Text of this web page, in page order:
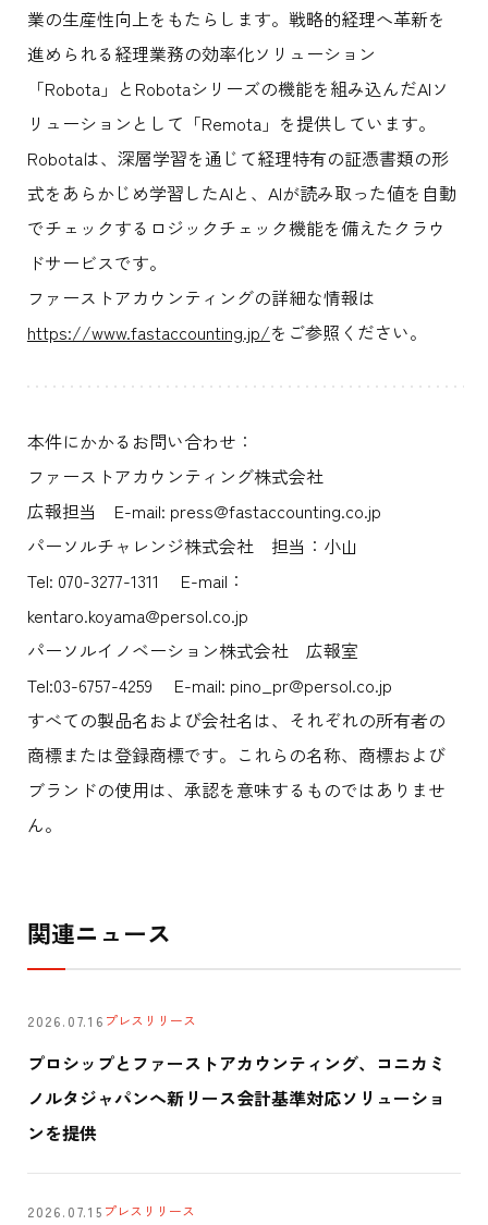
業の生産性向上をもたらします。戦略的経理へ革新を
進められる経理業務の効率化ソリューション
「Robota」とRobotaシリーズの機能を組み込んだAIソ
リューションとして「Remota」を提供しています。
Robotaは、深層学習を通じて経理特有の証憑書類の形
式をあらかじめ学習したAIと、AIが読み取った値を自動
でチェックするロジックチェック機能を備えたクラウ
ドサービスです。
ファーストアカウンティングの詳細な情報は
https://www.fastaccounting.jp/をご参照ください。
本件にかかるお問い合わせ：
ファーストアカウンティング株式会社
広報担当 E-mail: press@fastaccounting.co.jp
パーソルチャレンジ株式会社 担当：小山
Tel: 070-3277-1311 E-mail：
kentaro.koyama@persol.co.jp
パーソルイノベーション株式会社 広報室
Tel:03-6757-4259 E-mail: pino_pr@persol.co.jp
すべての製品名および会社名は、それぞれの所有者の
商標または登録商標です。これらの名称、商標および
ブランドの使用は、承認を意味するものではありませ
ん。
関連ニュース
2026.07.16 プレスリリース
プロシップとファーストアカウンティング、コニカミ
ノルタジャパンへ新リース会計基準対応ソリューショ
ンを提供
2026.07.15 プレスリリース